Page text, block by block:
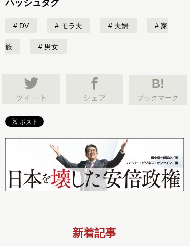
ハッシュタグ
DV モラ夫 夫婦 家
族 男女
B!
ブックマーク
新着記事